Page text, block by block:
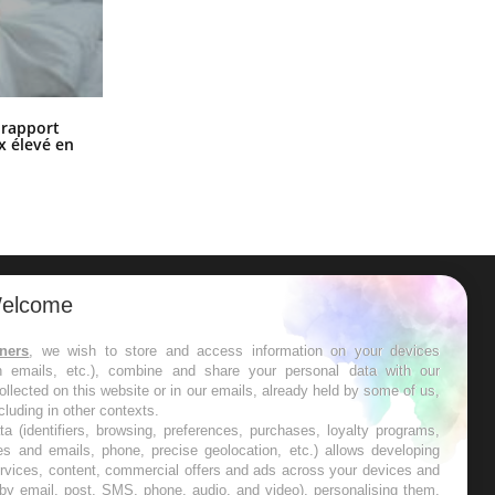
élevé en
les semaines les meilleures
, we wish to store and access information on your devices
emails, etc.), combine and share your personal data with our
on this website or in our emails, already held by some of us,
in other contexts.
(identifiers, browsing, preferences, purchases, loyalty programs,
and emails, phone, precise geolocation, etc.) allows developing
content, commercial offers and ads across your devices and
email, post, SMS, phone, audio, and video), personalising them,